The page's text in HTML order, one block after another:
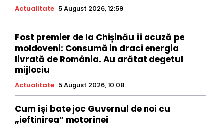
Actualitate 5 August 2026, 12:59
Fost premier de la Chișinău îi acuză pe
moldoveni: Consumă in draci energia
livrată de România. Au arătat degetul
mijlociu
Actualitate 5 August 2026, 10:08
Cum își bate joc Guvernul de noi cu
„ieftinirea” motorinei